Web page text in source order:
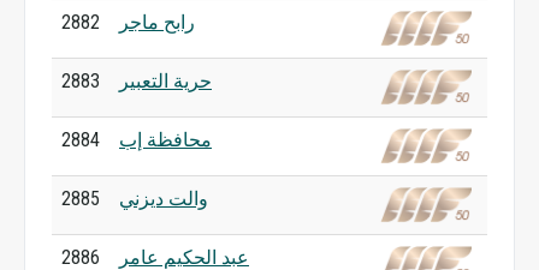
2882 رابح ماجر
2883 حرية التعبير
2884 محافظة إب
2885 والت ديزني
2886 عبد الحكيم عامر